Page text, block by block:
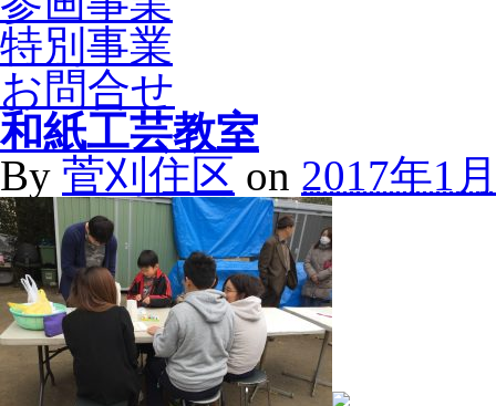
特別事業
お問合せ
和紙工芸教室
By 菅刈住区 on 2017年1